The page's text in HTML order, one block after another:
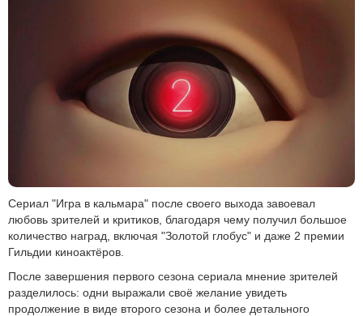
Сериал "Игра в кальмара" после своего выхода завоевал
любовь зрителей и критиков, благодаря чему получил большое
количество наград, включая "Золотой глобус" и даже 2 премии
Гильдии киноактёров.
После завершения первого сезона сериала мнение зрителей
разделилось: одни выражали своё желание увидеть
продолжение в виде второго сезона и более детального